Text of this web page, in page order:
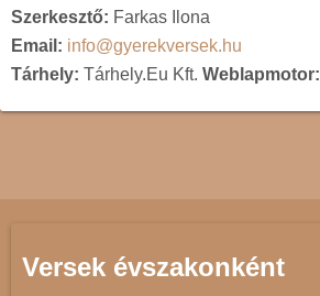
Szerkesztő: Farkas Ilona
Email: info@gyerekversek.hu
Tárhely: Tárhely.Eu Kft. Weblapmotor:
Versek évszakonként